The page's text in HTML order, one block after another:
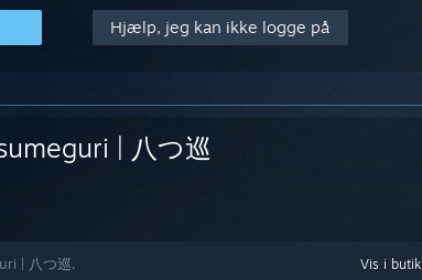
Hjælp, jeg kan ikke logge på
| 八つ巡
Vis i butik
| 八つ巡.